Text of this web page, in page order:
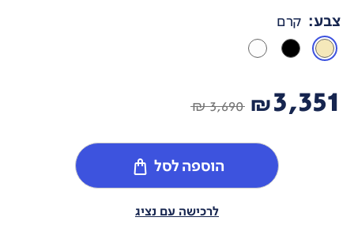
צבע: קרם
3,351
₪
3,690 ₪
הוספה לסל
לרכישה עם נציג